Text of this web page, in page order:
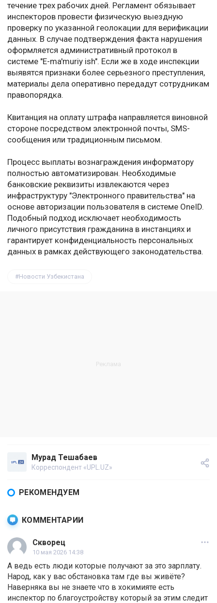
течение трех рабочих дней. Регламент обязывает
инспекторов провести физическую выездную
проверку по указанной геолокации для верификации
данных. В случае подтверждения факта нарушения
оформляется административный протокол в
системе "E-ma'muriy ish". Если же в ходе инспекции
выявятся признаки более серьезного преступления,
материалы дела оперативно передадут сотрудникам
правопорядка.
Квитанция на оплату штрафа направляется виновной
стороне посредством электронной почты, SMS-
сообщения или традиционным письмом.
Процесс выплаты вознаграждения информатору
полностью автоматизирован. Необходимые
банковские реквизиты извлекаются через
инфраструктуру "Электронного правительства" на
основе авторизации пользователя в системе OneID.
Подобный подход исключает необходимость
личного присутствия гражданина в инстанциях и
гарантирует конфиденциальность персональных
данных в рамках действующего законодательства.
Новости Узбекистана
Мурад Тешабаев
Корреспондент «UPL.UZ»
РЕКОМЕНДУЕМ
КОММЕНТАРИИ
Скворец
10 мая 2026 14:38
А ведь есть люди которые получают за это зарплату.
Народ, как у вас обстановка там где вы живёте?
Наверняка вы не знаете что в хокимияте есть
инспектор по благоустройству который за этим следит